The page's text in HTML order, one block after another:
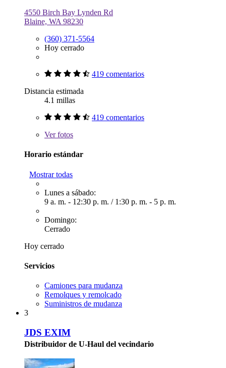
4550 Birch Bay Lynden Rd
Blaine, WA 98230
(360) 371-5564
Hoy cerrado
419 comentarios
Distancia estimada
4.1 millas
419 comentarios
Verfotos
Horario estándar
Mostrar todas
Lunes a sábado:
9 a. m. - 12:30 p. m. / 1:30 p. m. - 5 p. m.
Domingo:
Cerrado
Hoy cerrado
Servicios
Camiones para mudanza
Remolques y remolcado
Suministros de mudanza
3
JDS EXIM
Distribuidor de U-Haul del vecindario